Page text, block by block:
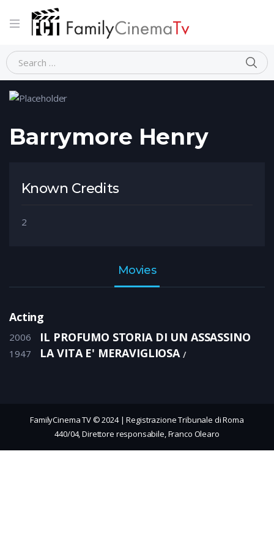
Home Person Barrymore Henry
Barrymore Henry
Known Credits
2
Movies
Acting
2006 IL PROFUMO STORIA DI UN ASSASSINO
1947 LA VITA E' MERAVIGLIOSA
FamilyCinema TV © 2024 | Registrazione Tribunale di Roma
440/04, Direttore responsabile, Franco Olearo